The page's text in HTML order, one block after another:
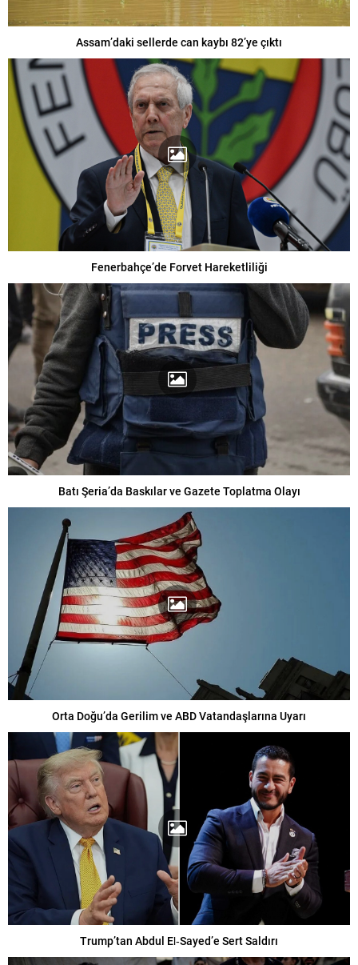
Assam’daki sellerde can kaybı 82’ye çıktı
Fenerbahçe’de Forvet Hareketliliği
Batı Şeria’da Baskılar ve Gazete Toplatma Olayı
Orta Doğu’da Gerilim ve ABD Vatandaşlarına Uyarı
Trump’tan Abdul El‑Sayed’e Sert Saldırı